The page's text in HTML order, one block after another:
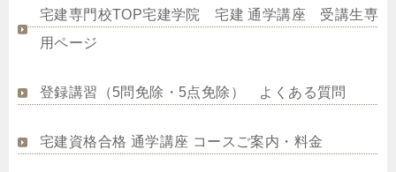
宅建専門校TOP宅建学院 宅建 通学講座 受講生専
用ページ
登録講習（5問免除・5点免除） よくある質問
宅建資格合格 通学講座 コースご案内・料金